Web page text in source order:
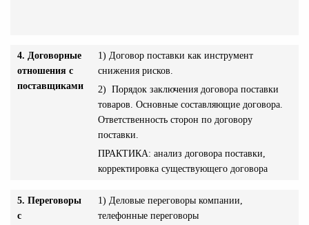
4. Договорные
отношения с
поставщиками
1) Договор поставки как инструмент
снижения рисков.
2) Порядок заключения договора поставки
товаров. Основные составляющие договора.
Ответственность сторон по договору
поставки.
ПРАКТИКА: анализ договора поставки,
корректировка существующего договора
5. Переговоры
с
1) Деловые переговоры компании,
телефонные переговоры